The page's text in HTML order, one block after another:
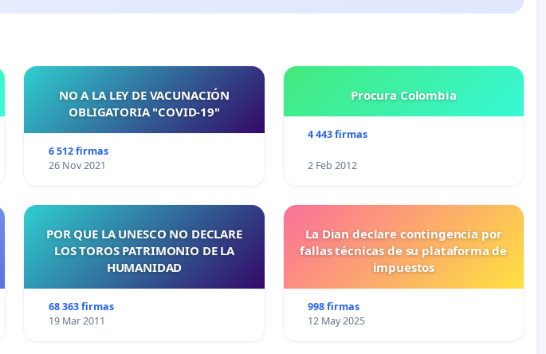
NO A LA LEY DE VACUNACIÓN
OBLIGATORIA "COVID-19"
6 512 firmas
26 Nov 2021
Procura Colombia
4 443 firmas
2 Feb 2012
POR QUE LA UNESCO NO DECLARE
LOS TOROS PATRIMONIO DE LA
HUMANIDAD
68 363 firmas
19 Mar 2011
La Dian declare contingencia por
fallas técnicas de su plataforma de
impuestos
998 firmas
12 May 2025